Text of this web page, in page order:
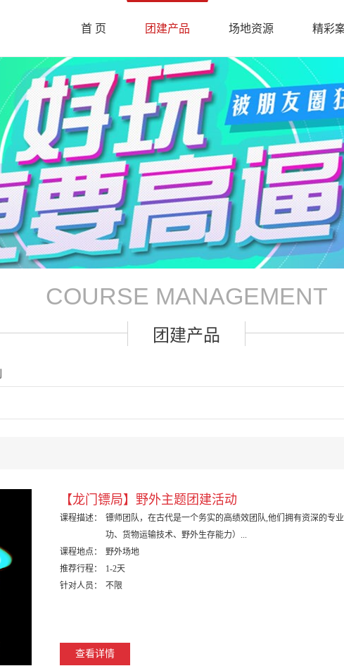
首 页 团建产品 场地资源 精彩
COURSE MANAGEMENT
团建产品
【龙门镖局】野外主题团建活动
课程描述：
镖师团队，在古代是一个务实的高绩效团队,他们拥有资深的专
功、货物运输技术、野外生存能力）...
课程地点：
野外场地
推荐行程：
1-2天
针对人员：
不限
查看详情